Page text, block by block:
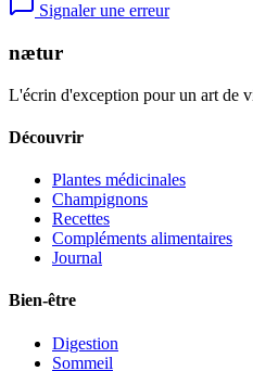
Signaler une erreur
nætur
L'écrin d'exception pour un art de
Découvrir
Plantes médicinales
Champignons
Recettes
Compléments alimentaires
Journal
Bien-être
Digestion
Sommeil